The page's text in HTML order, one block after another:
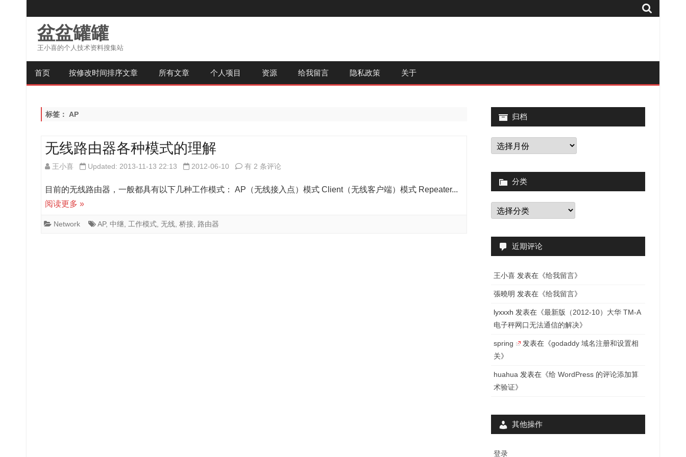
盆盆罐罐
王小喜的个人技术资料搜集站
至
首页 按修改时间排序文章 所有文章 个人项目 资源 给我留言 隐私政策 关于
标签： AP
无线路由器各种模式的理解
王小喜 Updated: 2013-11-13 22:13 2012-06-10 无
有 2 条评论
目前的无线路由器，一般都具有以下几种工作模式： AP（无线接入点）模式 Client（无线客户端）模式 Repeater...
阅读更多 »
Network AP, 中继 工作模式 无线 桥接 路由器
归档
归
档
分类
分
类
近期评论
王小喜 发表在《给我留言》
張曉明 发表在《给我留言》
lyxxxh 发表在《最新版（2012-10）大华 TM-A
电子秤网口无法通信的解决》
spring 发表在《godaddy 域名注册和设置相
关》
huahua 发表在《给 WordPress 的评论添加算
术验证》
其他操作
登录